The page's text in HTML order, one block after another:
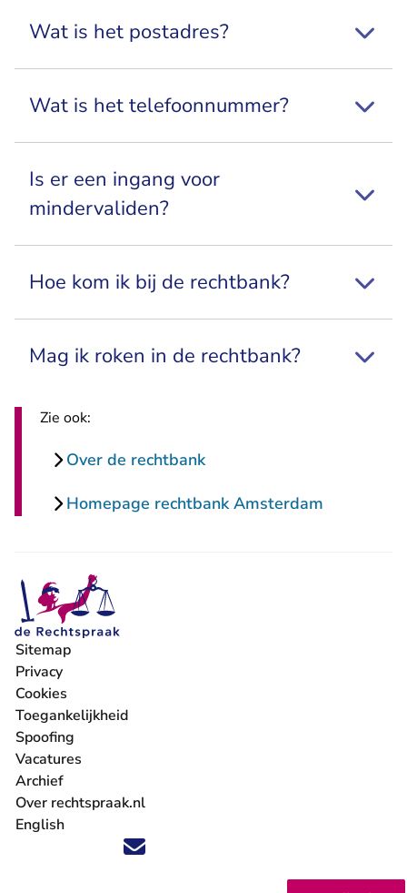
Wat is het postadres?
Wat is het telefoonnummer?
Is er een ingang voor
mindervaliden?
Hoe kom ik bij de rechtbank?
Mag ik roken in de rechtbank?
Zie ook:
Over de rechtbank
Homepage rechtbank Amsterdam
Volg ons op X (Twitter) - U verlaat Rechtspraak.nl
Volg ons op Facebook - U verlaat Rechtspraak.nl
Volg ons op Instagram - U verlaat Rechtspraak.nl
Volg ons op Youtube - U verlaat Rechtspraak.nl
Volg ons op LinkedIn - U verlaat
'Blijf op de hoogte' nieuwsbrief - U verlaat
Sitemap
Privacy
Cookies
Toegankelijkheid
Spoofing
Vacatures
- U verlaat Rechtspraak.nl
Archief
Over rechtspraak.nl
English